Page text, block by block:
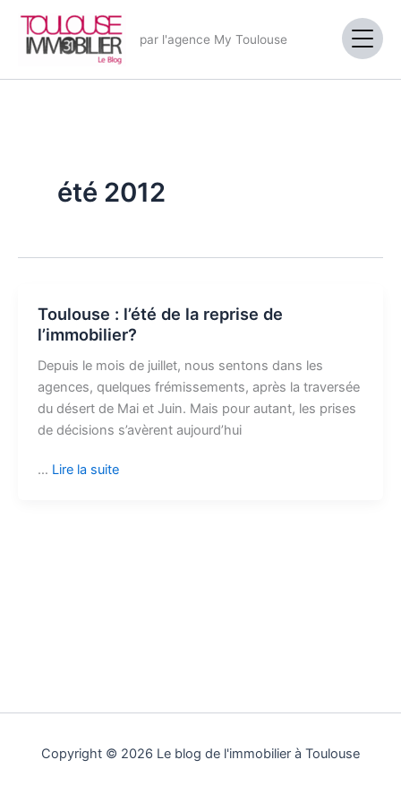
contenu
par l'agence My Toulouse
été 2012
Toulouse : l’été de la reprise de
l’immobilier?
Depuis le mois de juillet, nous sentons dans les
agences, quelques frémissements, après la traversée
du désert de Mai et Juin. Mais pour autant, les prises
de décisions s’avèrent aujourd’hui
… Lire la suite
Copyright © 2026 Le blog de l'immobilier à Toulouse